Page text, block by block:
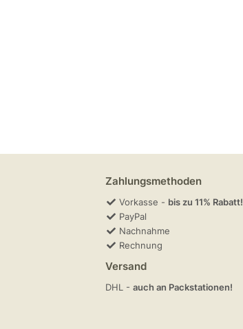
Zahlungsmethoden
Vorkasse - bis zu 11% Rabatt!
PayPal
Nachnahme
Rechnung
Versand
DHL - auch an Packstationen!